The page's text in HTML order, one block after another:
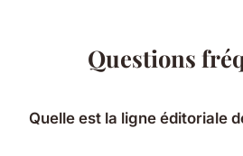
Questions
Quelle est la ligne éditoriale